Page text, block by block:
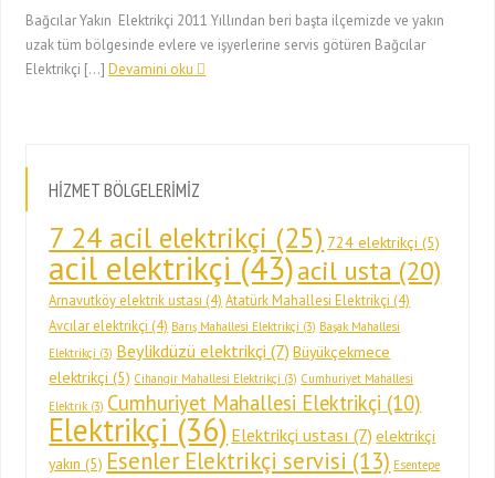
Bağcılar Yakın Elektrikçi 2011 Yıllından beri başta ilçemizde ve yakın
uzak tüm bölgesinde evlere ve işyerlerine servis götüren Bağcılar
Elektrikçi […]Devamini oku
HİZMET BÖLGELERİMİZ
7 24 acil elektrikçi (25) 724 elektrikçi (5)
acil elektrikçi (43)acil usta (20)
Arnavutköy elektrik ustası (4) Atatürk Mahallesi Elektrikçi (4)
Avcılar elektrikçi (4) Barış Mahallesi Elektrikçi (3) Başak Mahallesi
Elektrikçi (3) Beylikdüzü elektrikçi (7) Büyükçekmece
elektrikçi (5) Cihangir Mahallesi Elektrikçi (3) Cumhuriyet Mahallesi
Elektrik (3) Cumhuriyet Mahallesi Elektrikçi (10)
Elektrikçi (36) Elektrikçi ustası (7) elektrikçi
yakın (5) Esenler Elektrikçi servisi (13) Esentepe